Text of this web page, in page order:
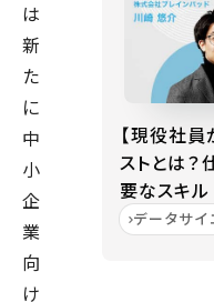
は
新
た
に
中
小
企
業
向
け
【現役社員
ストとは？
要なスキル
データサイ